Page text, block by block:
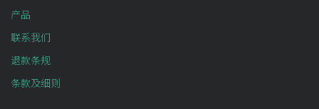
产品
联系我们
退款条规
条款及细则